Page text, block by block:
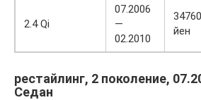
2.4 Qi
07.2006
—
02.2010
йен
рестайлинг, 2 поколение,
Седан